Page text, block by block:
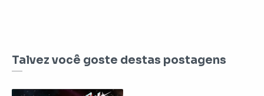
Talvez você goste destas postagens